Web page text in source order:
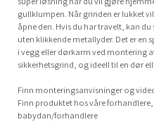
gullklumpen. Når grinden er lukket
åpne den. Hvis du har travelt, kan
uten klikkende metallyder. Det er en
i vegg eller dørkarm ved montering
sikkerhetsgrind, og ideell til en dør
Finn monteringsanvisninger og
Finn produktet hos våre
babydan/forhandlere